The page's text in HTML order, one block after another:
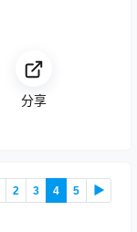
分享
2 3 4 5 ▶